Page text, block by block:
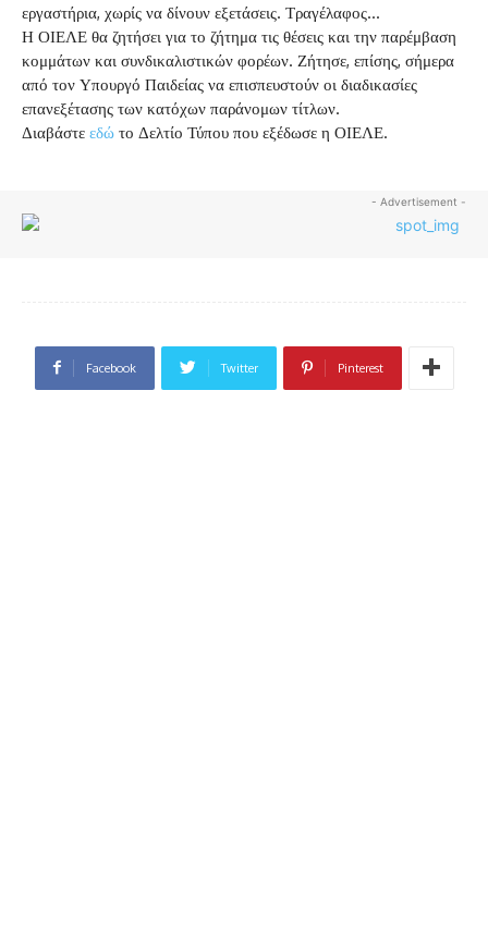
εργαστήρια, χωρίς να δίνουν εξετάσεις. Τραγέλαφος…
Η ΟΙΕΛΕ θα ζητήσει για το ζήτημα τις θέσεις και την παρέμβαση
κομμάτων και συνδικαλιστικών φορέων. Ζήτησε, επίσης, σήμερα
από τον Υπουργό Παιδείας να επισπευστούν οι διαδικασίες
επανεξέτασης των κατόχων παράνομων τίτλων.
Διαβάστε εδώ το Δελτίο Τύπου που εξέδωσε η ΟΙΕΛΕ.
- Advertisement -
Facebook Twitter Pinterest